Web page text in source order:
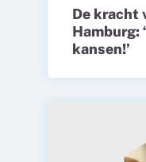
De kracht
Hamburg:
kansen!’